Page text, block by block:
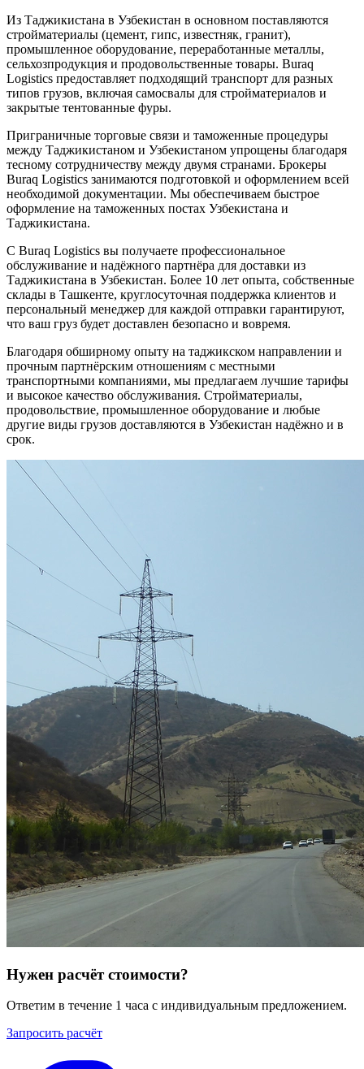
Из Таджикистана в Узбекистан в основном поставляются
стройматериалы (цемент, гипс, известняк, гранит),
промышленное оборудование, переработанные металлы,
сельхозпродукция и продовольственные товары. Buraq
Logistics предоставляет подходящий транспорт для разных
типов грузов, включая самосвалы для стройматериалов и
закрытые тентованные фуры.
Приграничные торговые связи и таможенные процедуры
между Таджикистаном и Узбекистаном упрощены благодаря
тесному сотрудничеству между двумя странами. Брокеры
Buraq Logistics занимаются подготовкой и оформлением всей
необходимой документации. Мы обеспечиваем быстрое
оформление на таможенных постах Узбекистана и
Таджикистана.
С Buraq Logistics вы получаете профессиональное
обслуживание и надёжного партнёра для доставки из
Таджикистана в Узбекистан. Более 10 лет опыта, собственные
склады в Ташкенте, круглосуточная поддержка клиентов и
персональный менеджер для каждой отправки гарантируют,
что ваш груз будет доставлен безопасно и вовремя.
Благодаря обширному опыту на таджикском направлении и
прочным партнёрским отношениям с местными
транспортными компаниями, мы предлагаем лучшие тарифы
и высокое качество обслуживания. Стройматериалы,
продовольствие, промышленное оборудование и любые
другие виды грузов доставляются в Узбекистан надёжно и в
срок.
Нужен расчёт стоимости?
Ответим в течение 1 часа с индивидуальным предложением.
Запросить расчёт